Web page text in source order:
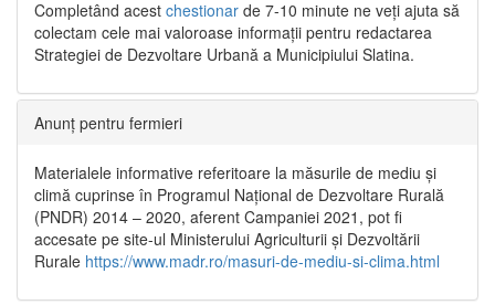
Completând acest chestionar de 7-10 minute ne veți ajuta să
colectam cele mai valoroase informații pentru redactarea
Strategiei de Dezvoltare Urbană a Municipiului Slatina.
Anunț pentru fermieri
Materialele informative referitoare la măsurile de mediu și
climă cuprinse în Programul Național de Dezvoltare Rurală
(PNDR) 2014 – 2020, aferent Campaniei 2021, pot fi
accesate pe site-ul Ministerului Agriculturii și Dezvoltării
Rurale https://www.madr.ro/masuri-de-mediu-si-clima.html